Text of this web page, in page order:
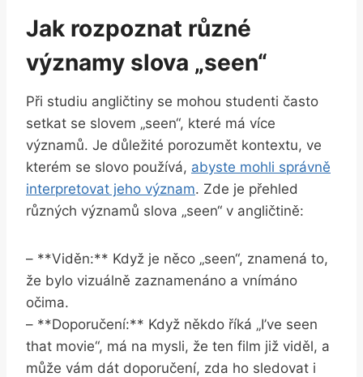
Jak rozpoznat různé
významy slova „seen“
Při studiu angličtiny se mohou studenti často
setkat se slovem „seen“, které má více
významů. Je důležité porozumět kontextu, ve
kterém se slovo používá, abyste mohli správně
interpretovat jeho význam. Zde je přehled
různých významů slova „seen“ v angličtině:
– **Viděn:** Když je něco „seen“, znamená to,
že bylo vizuálně zaznamenáno a vnímáno
očima.
– **Doporučení:** Když někdo říká „I’ve seen
that movie“, má na mysli, že ten film již viděl, a
může vám dát doporučení, zda ho sledovat i